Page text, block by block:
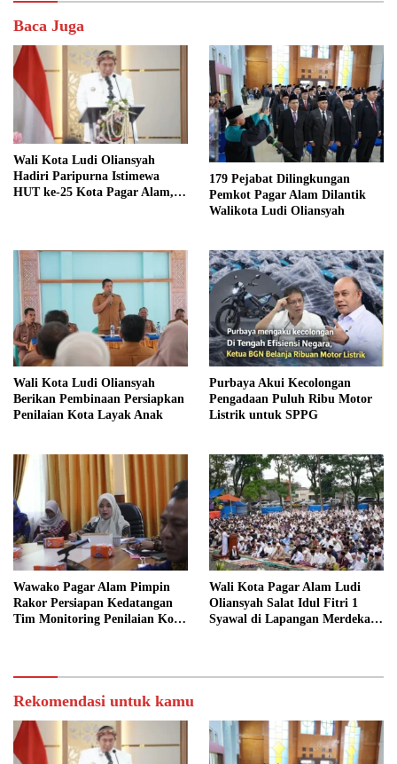
Baca Juga
Wali Kota Ludi Oliansyah
Hadiri Paripurna Istimewa
HUT ke-25 Kota Pagar Alam,
179 Pejabat Dilingkungan
Pemkot Pagar Alam Dilantik
Walikota Ludi Oliansyah
Wali Kota Ludi Oliansyah
Berikan Pembinaan Persiapkan
Penilaian Kota Layak Anak
Purbaya Akui Kecolongan
Pengadaan Puluh Ribu Motor
Listrik untuk SPPG
Wawako Pagar Alam Pimpin
Rakor Persiapan Kedatangan
Tim Monitoring Penilaian Kota
Wali Kota Pagar Alam Ludi
Oliansyah Salat Idul Fitri 1
Syawal di Lapangan Merdeka
Rekomendasi untuk kamu